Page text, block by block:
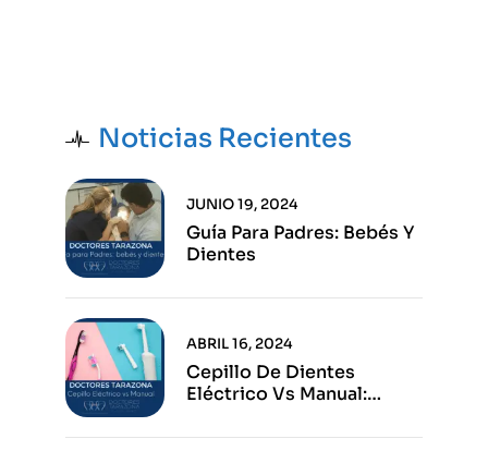
Noticias Recientes
Guía Para Padres: Bebés Y
Dientes
JUNIO 19, 2024
Cepillo De Dientes
Eléctrico Vs Manual:
De Cada Opción
ABRIL 16, 2024